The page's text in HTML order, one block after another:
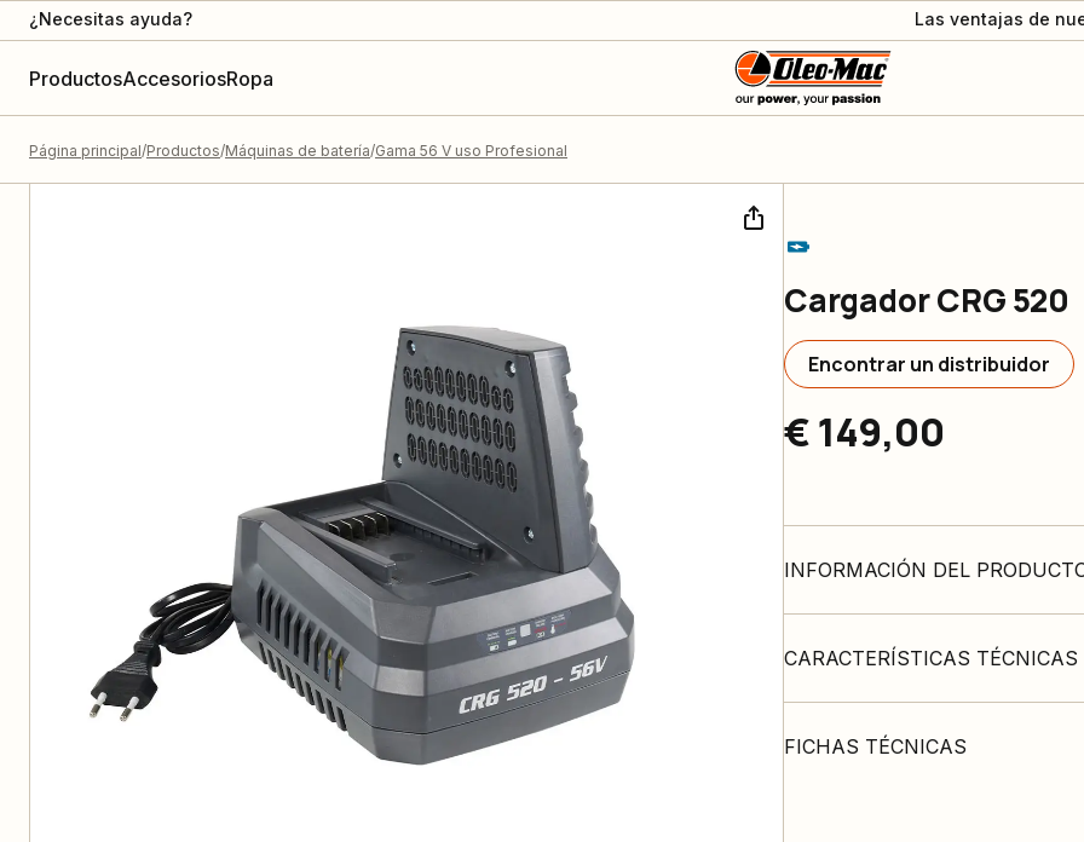
¿Necesitas ayuda? Las ventajas de
ProductosAccesoriosRopa
Página principal Productos Máquinas de batería Gama 56 V uso Profesional
Cargador CRG 520
Encontrar un distribuidor
€ 149,00
INFORMACIÓN DEL
CARACTERÍSTICAS TÉCNICAS
FICHAS TÉCNICAS